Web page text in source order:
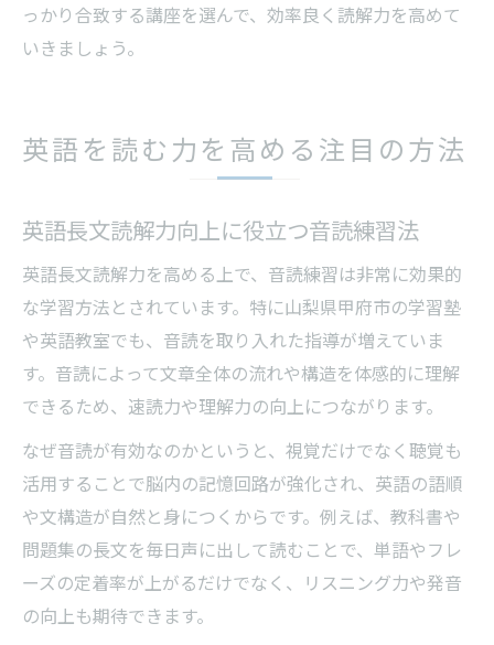
っかり合致する講座を選んで、効率良く読解力を高めて
いきましょう。
英語を読む力を高める注目の方法
英語長文読解力向上に役立つ音読練習法
英語長文読解力を高める上で、音読練習は非常に効果的
な学習方法とされています。特に山梨県甲府市の学習塾
や英語教室でも、音読を取り入れた指導が増えていま
す。音読によって文章全体の流れや構造を体感的に理解
できるため、速読力や理解力の向上につながります。
なぜ音読が有効なのかというと、視覚だけでなく聴覚も
活用することで脳内の記憶回路が強化され、英語の語順
や文構造が自然と身につくからです。例えば、教科書や
問題集の長文を毎日声に出して読むことで、単語やフレ
ーズの定着率が上がるだけでなく、リスニング力や発音
の向上も期待できます。